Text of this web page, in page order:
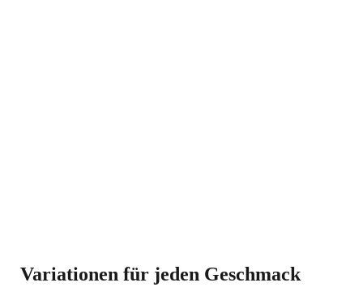
Variationen für jeden Geschmack